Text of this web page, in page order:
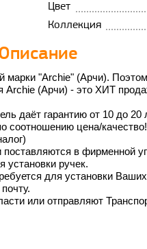
Цвет
Коллекция
"Archie" (Арчи).
(Арчи) - это ХИТ
даёт гарантию от 10 до
цена/
в фирменной
установки ручек.
для установки
или отправляют